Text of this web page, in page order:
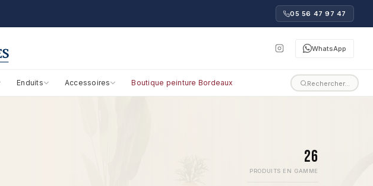
05 56 47 97 47
WhatsApp
Enduits Accessoires Boutique peinture Bordeaux Rechercher…
26
PRODUITS EN GAMME